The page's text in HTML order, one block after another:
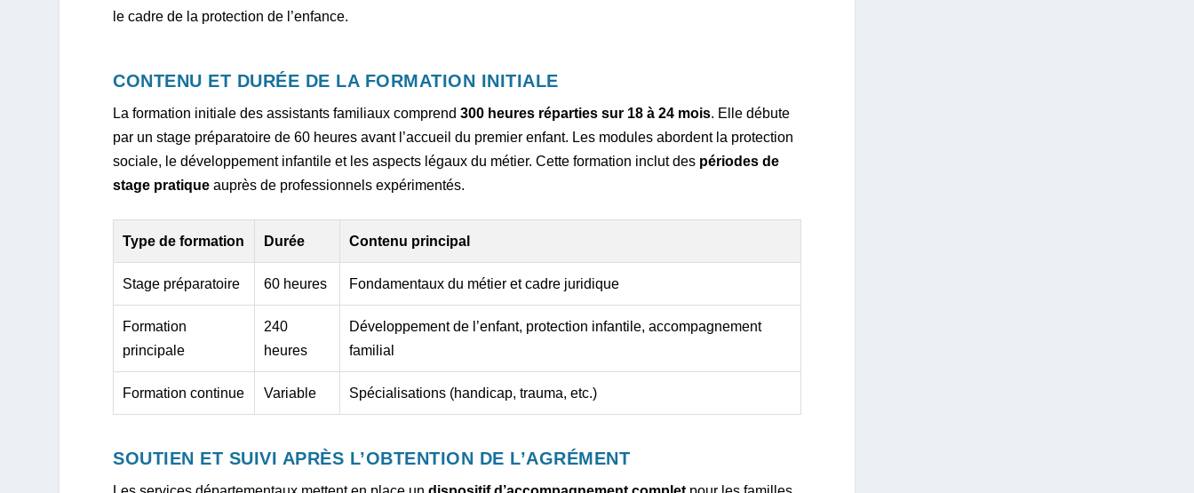
le cadre de la protection de l’enfance.
CONTENU ET DURÉE DE LA FORMATION INITIALE
La formation initiale des assistants familiaux comprend300 heures réparties sur 18 à 24 mois. Elle débute
par un stage préparatoire de 60 heures avant l’accueil du premier enfant. Les modules abordent la protection
sociale, le développement infantile et les aspects légaux du métier. Cette formation inclut des périodes de
stage pratique auprès de professionnels expérimentés.
Type de formation Durée Contenu principal
Stage préparatoire 60 heures Fondamentaux du métier et cadre juridique
Formation
principale
240
heures
Développement de l’enfant, protection infantile, accompagnement
familial
Formation continue Variable Spécialisations (handicap, trauma, etc.)
SOUTIEN ET SUIVI APRÈS L’OBTENTION DE L’AGRÉMENT